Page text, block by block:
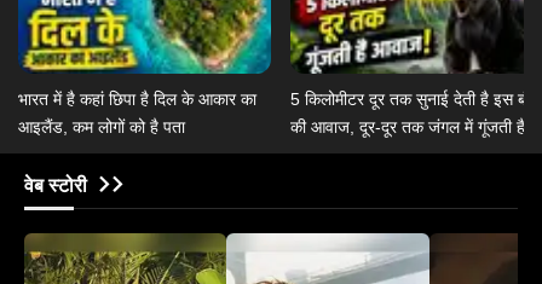
भारत में है कहां छिपा है दिल के आकार का
आइलैंड, कम लोगों को है पता
5 किलोमीटर दूर तक सुनाई देती है इस बंदर
की आवाज, दूर-दूर तक जंगल में गूंजती है
इसकी दहाड़
वेब स्टोरी